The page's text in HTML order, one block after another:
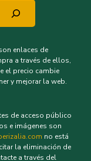
enlaces de
a través de ellos,
el precio cambie
y mejorar la web.
de acceso público
e imágenes son
no está
la eliminación de
a través del